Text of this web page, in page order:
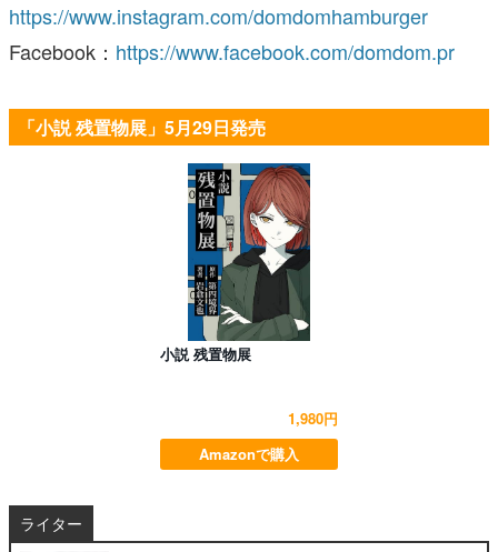
https://www.instagram.com/domdomhamburger
Facebook： https://www.facebook.com/domdom.pr
「小説 残置物展」5月29日発売
小説 残置物展
1,980円
Amazonで購入
ライター